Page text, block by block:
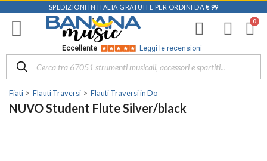
SPEDIZIONI IN ITALIA GRATUITE PER ORDINI DA € 99
Eccellente Leggi le recensioni
Fiati Flauti Traversi Flauti Traversi in Do
NUVO Student Flute Silver/black